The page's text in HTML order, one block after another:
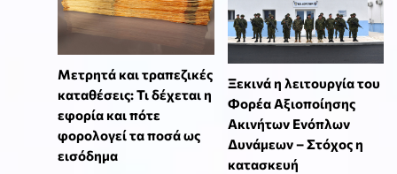
Μετρητά και τραπεζικές
καταθέσεις: Τι δέχεται η
εφορία και πότε
φορολογεί τα ποσά ως
εισόδημα
Ξεκινά η λειτουργία του
Φορέα Αξιοποίησης
Ακινήτων Ενόπλων
Δυνάμεων – Στόχος η
κατασκευή